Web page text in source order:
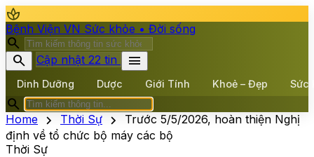
spa
Bệnh Viện VN Sức khỏe • Đời sống
search
search
Cập nhật 22 tin menu
Dinh Dưỡng Dược Giới Tính Khoẻ – Đẹp Sức
search
Home chevron_right Thời Sự chevron_right
Trước 5/5/2026, hoàn thiện Nghị
định về tổ chức bộ máy các bộ
Thời Sự